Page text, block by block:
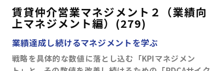
賃貸仲介営業マネジメント２（業績向
上マネジメント編）(279)
業績達成し続けるマネジメントを学ぶ
戦略を具体的な数値に落とし込む「KPIマネジメン